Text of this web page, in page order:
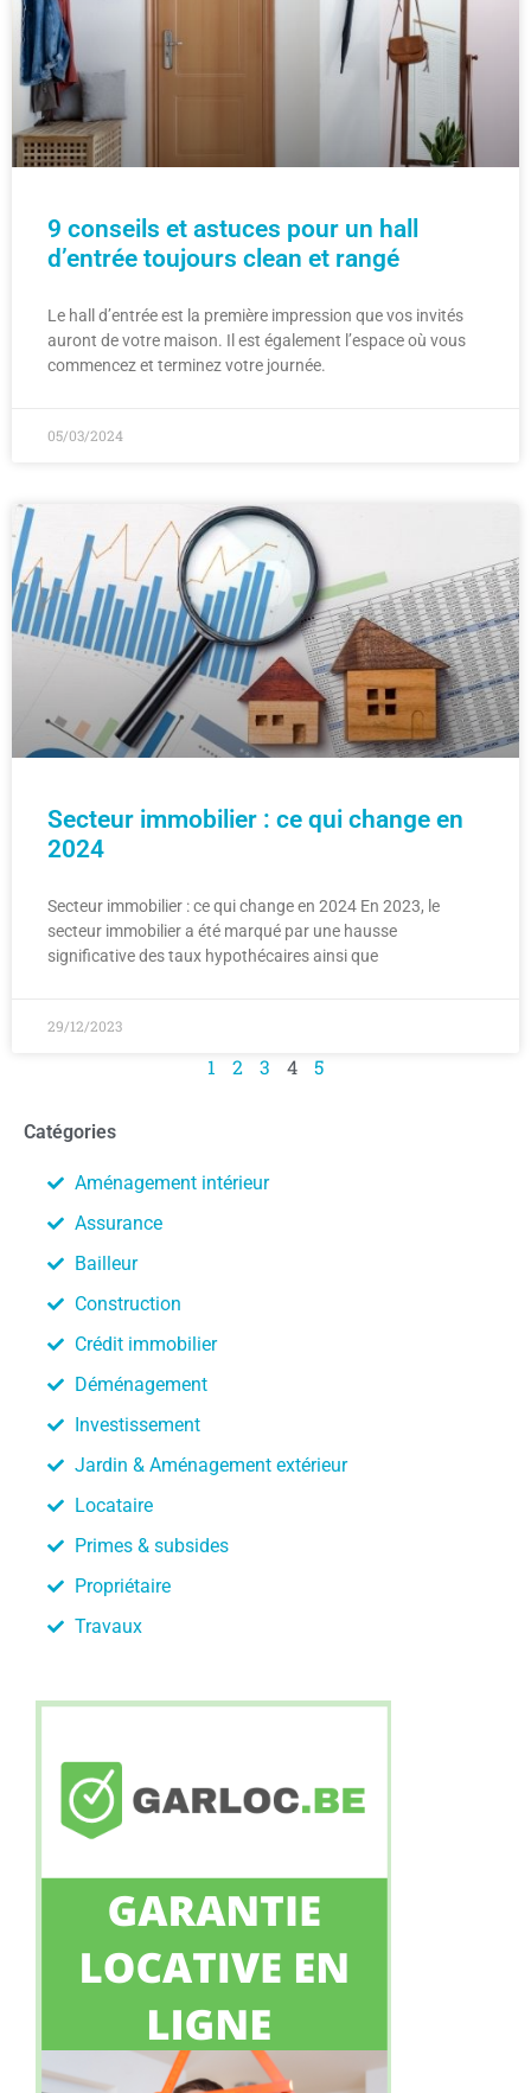
9 conseils et astuces pour un hall
d’entrée toujours clean et rangé
Le hall d’entrée est la première impression que vos invités
auront de votre maison. Il est également l’espace où vous
commencez et terminez votre journée.
05/03/2024
Secteur immobilier : ce qui change en
2024
Secteur immobilier : ce qui change en 2024 En 2023, le
secteur immobilier a été marqué par une hausse
significative des taux hypothécaires ainsi que
29/12/2023
1 2 3 4 5
Catégories
Aménagement intérieur
Assurance
Bailleur
Construction
Crédit immobilier
Déménagement
Investissement
Jardin & Aménagement extérieur
Locataire
Primes & subsides
Propriétaire
Travaux